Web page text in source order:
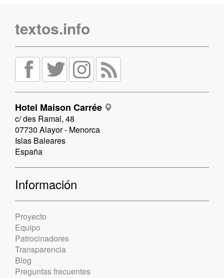
textos.info
Hotel Maison Carrée
c/ des Ramal, 48
07730 Alayor - Menorca
Islas Baleares
España
Información
Proyecto
Equipo
Patrocinadores
Transparencia
Blog
Preguntas frecuentes